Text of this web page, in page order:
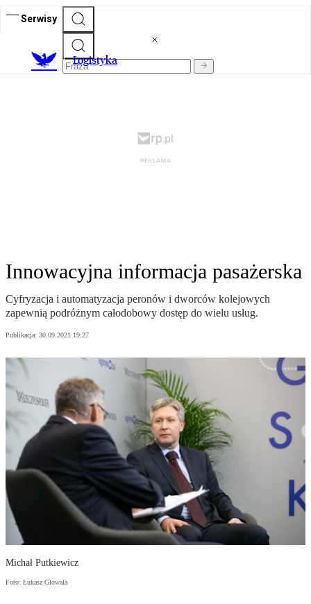
Serwisy
Logistyka
Innowacyjna informacja pasażerska
Cyfryzacja i automatyzacja peronów i dworców kolejowych
zapewnią podróżnym całodobowy dostęp do wielu usług.
Publikacja: 30.09.2021 19:27
Michał Putkiewicz
Foto: Łukasz Głowala